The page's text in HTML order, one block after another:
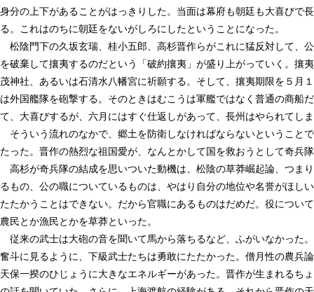
身分の上下があることがはっきりした。当面は幕府も朝廷も大喜びで
る。これはのちに朝廷をないがしろにしたということになった。
松陰門下の久坂玄瑞、桂小五郎、高杉晋作らがこれに猛反対して、
を破棄して攘夷するのだという「破約攘夷」が盛り上がっていく。攘
茂神社、あるいは石清水八幡宮に祈願する。そして、攘夷期限を５月
は外国艦隊を砲撃する。そのときはむこうは軍艦ではなく普通の商船
て、大喜びするが、六月にはすぐ仕返しがあって、長州はやられてし
そういう流れのなかで、郷土を防衛しなければならないということ
たった。晋作の熱烈な祖国愛が、なんとかして国を救おうとして奇兵
高杉が奇兵隊の結成を思いついた動機は、松陰の草莽崛起論、つま
るもの、公の職についているものは、やはり自分の地位や名誉がほし
たたかうことはできない。だから官職にあるものはだめだ。役につい
農民とか漁民とかを草莽といった。
従来の武士は大砲の音を聞いて馬から落ちるなど、ふがいなかった
奮斗に見るように、下級武士たちは勇敢にたたかった。僧月性の農兵
天保一揆のひじょうに大きなエネルギーがあった。晋作が生まれるち